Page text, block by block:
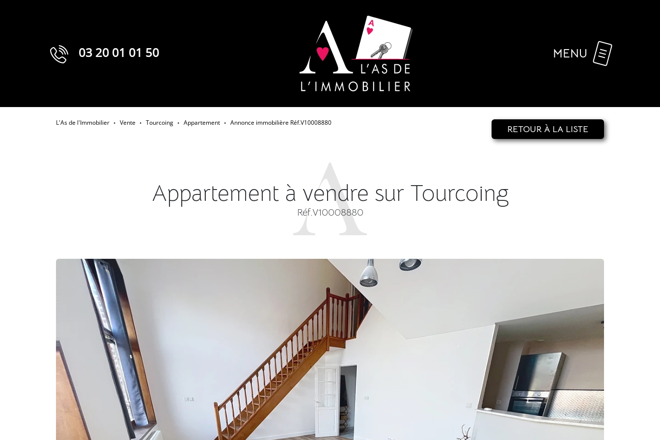
03 20 01 01 50 MENU
L'As de l'Immobilier • Vente • Tourcoing • Appartement • Annonce immobilière Réf.V10008880
RETOUR À LA LISTE
Appartement à vendre sur Tourcoing
Réf.V10008880